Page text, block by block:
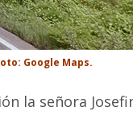
Google Maps.
la señora